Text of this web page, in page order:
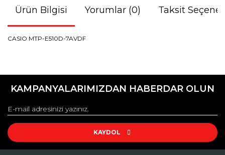
Ürün Bilgisi Yorumlar (0) Taksit
CASIO MTP-E510D-7AVDF
konularda yetersiz gördüğünüz noktaları öneri formunu
Görüş ve önerileriniz için teşekkür ederiz.
Ürün resmi kalitesiz, bozuk veya görüntülenemiyor.
Ürün açıklamasında eksik bilgiler bulunuyor.
KAMPANYALARIMIZDAN HABERDAR OLUN
KAYDOL